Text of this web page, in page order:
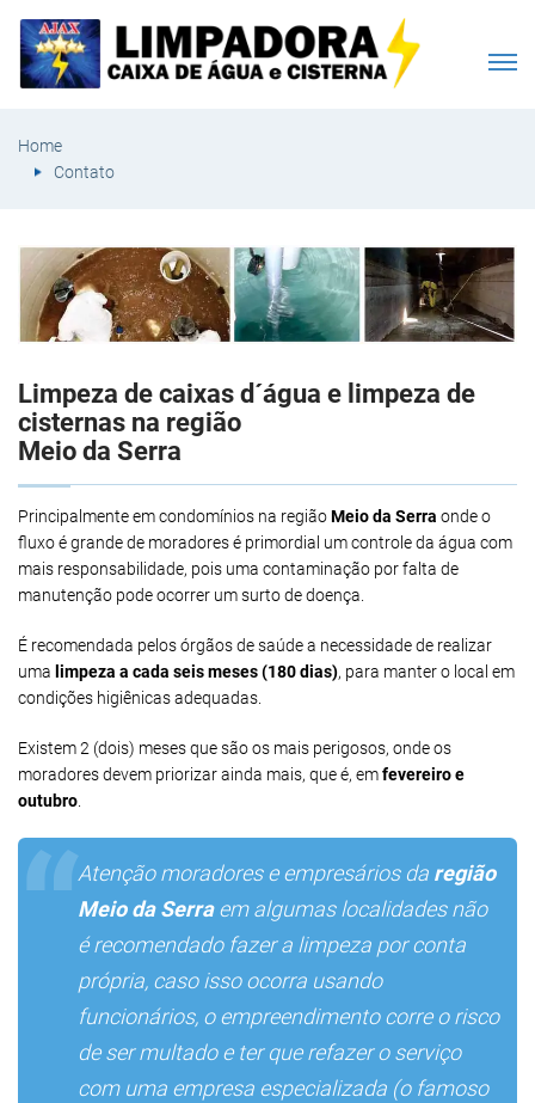
Home
Contato
Limpeza de caixas d´água e limpeza de
cisternas na região
Meio da Serra
Principalmente em condomínios na regiãoMeio da Serra onde o
fluxo é grande de moradores é primordial um controle da água com
mais responsabilidade, pois uma contaminação por falta de
manutenção pode ocorrer um surto de doença.
É recomendada pelos órgãos de saúde a necessidade de realizar
uma limpeza a cada seis meses (180 dias), para manter o local em
condições higiênicas adequadas.
Existem 2 (dois) meses que são os mais perigosos, onde os
moradores devem priorizar ainda mais, que é, emfevereiro e
outubro
Atenção moradores e empresários da região
Meio da Serraem algumas localidades não
é recomendado fazer a limpeza por conta
própria, caso isso ocorra usando
funcionários, o empreendimento corre o risco
de ser multado e ter que refazer o serviço
com uma empresa especializada (o famoso